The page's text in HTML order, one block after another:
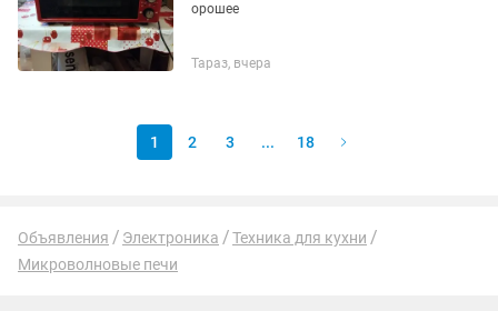
орошее
Тараз, вчера
1 2 3 ... 18
Объявления Электроника
Техника для кухни
Микроволновые печи